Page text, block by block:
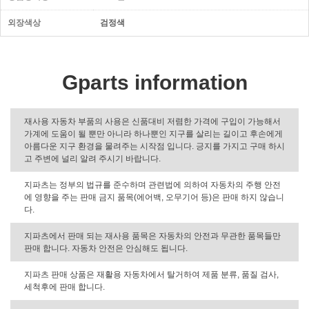
외장색상 검정색
Gparts information
재사용 자동차 부품의 사용은 신품대비 저렴한 가격에 구입이 가능해서
가계에 도움이 될 뿐만 아니라 하나뿐인 지구를 살리는 길이고 후손에게
아름다운 지구 환경을 물려주는 시작점 입니다. 긍지를 가지고 구매 하시
고 주변에 널리 알려 주시기 바랍니다.
지파츠는 정부의 법규를 준수하며 관련법에 의하여 자동차의 주행 안전
에 영향을 주는 판매 금지 품목(에어백, 오무기어 등)은 판매 하지 않습니
다.
지파츠에서 판매 되는 재사용 품목은 자동차의 안전과 무관한 품목들만
판매 합니다. 자동차 안전은 안심해도 됩니다.
지파츠 판매 상품은 재활용 자동차에서 탈거하여 제품 분류, 품질 검사,
세척후에 판매 합니다.